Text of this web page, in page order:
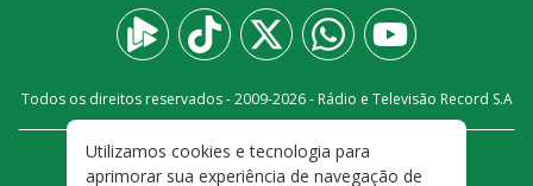
Todos os direitos reservados - 2009-2026- Rádio e Televisão Record S.A
FALE CONOSCO
PRIVACIDADE
Utilizamos cookies e tecnologia para
aprimorar sua experiência de navegação de